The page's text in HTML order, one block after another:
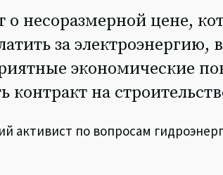
о несоразмерной цене,
за
экономические
на
активист по вопросам